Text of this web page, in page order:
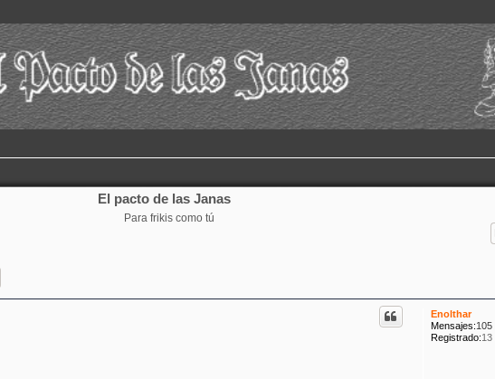
El pacto de las Janas
Para frikis como tú
Enolthar
Mensajes:105
Registrado:13